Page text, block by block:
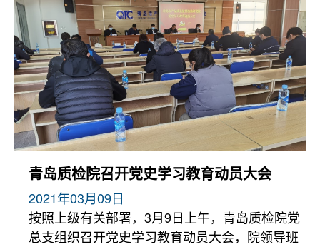
青岛质检院召开党史学习教育动员大会
2021年03月09日
按照上级有关部署，3月9日上午，青岛质检院党
总支组织召开党史学习教育动员大会，院领导班